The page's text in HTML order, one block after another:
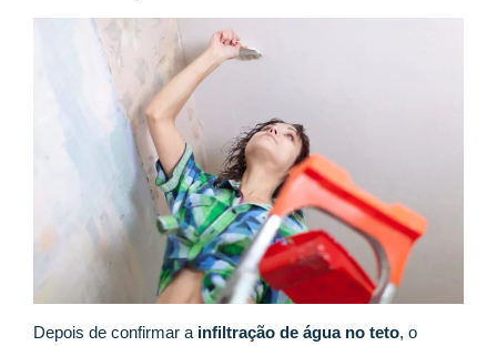
Depois de confirmar a infiltração de água no teto, o